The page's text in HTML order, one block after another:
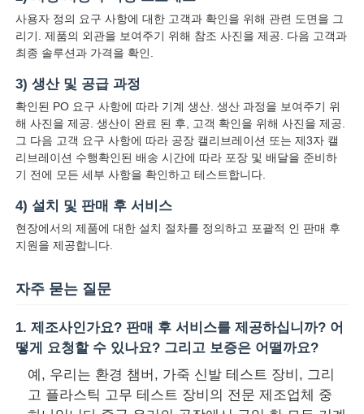
사용자 정의 요구 사항에 대한 고객과 확인을 위해 관련 도면을 그
리기. 제품의 외관을 보여주기 위해 참조 사진을 제공. 다음 고객과
최종 솔루션과 가격을 확인.
3) 생산 및 공급 과정
확인된 PO 요구 사항에 따라 기계 생산. 생산 과정을 보여주기 위
해 사진을 제공. 생산이 완료 된 후, 고객 확인을 위해 사진을 제공.
그 다음 고객 요구 사항에 따라 공장 캘리브레이션 또는 제3자 캘
리브레이션 수행확인된 배송 시간에 따라 포장 및 배달을 준비하
기 전에 모든 세부 사항을 확인하고 테스트합니다.
4) 설치 및 판매 후 서비스
현장에서의 제품에 대한 설치 절차를 정의하고 포괄적 인 판매 후
지원을 제공합니다.
자주 묻는 질문
1. 제조사인가요? 판매 후 서비스를 제공하십니까? 어
떻게 요청할 수 있나요? 그리고 보증은 어떨까요?
예, 우리는 환경 챔버, 가죽 신발 테스트 장비, 그리
고 플라스틱 고무 테스트 장비의 전문 제조업체 중